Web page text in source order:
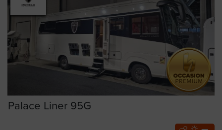
Palace Liner 95G